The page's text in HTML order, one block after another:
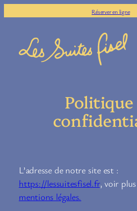
contenu
Réserver en ligne
Politique
L’adresse de notre site est :
https://lessuitesfisel.fr, voir plus
mentions légales.